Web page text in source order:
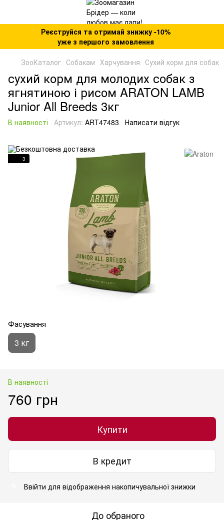
Реєструйся та отримай знижку -10%
уже з першого замовлення
ЗооКаталог Собакам Харчування Сухий корм для собак
сухий корм для молодих собак з
ягнятиною і рисом ARATON LAMB
Junior All Breeds 3кг
В наявності Артикул: ART47483 Написати відгук
3
Фасування
3 кг
В наявності
760 грн
Купити
В кредит
Ввійти для відображення накопичувальної знижки
До обраного